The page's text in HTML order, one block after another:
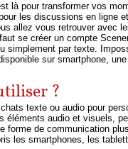
là pour transformer vos
les discussions en ligne
allez vous retrouver avec
se créer un compte
simplement par texte.
sur smartphone,
?
texte ou audio pour
éléments audio et visuels,
forme de communication
les smartphones, les